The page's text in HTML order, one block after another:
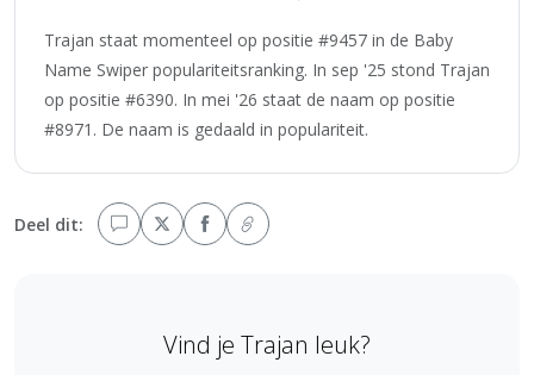
Trajan staat momenteel op positie #9457 in de Baby
Name Swiper populariteitsranking. In sep '25 stond Trajan
op positie #6390. In mei '26 staat de naam op positie
#8971. De naam is gedaald in populariteit.
Deel dit:
Vind je Trajan leuk?